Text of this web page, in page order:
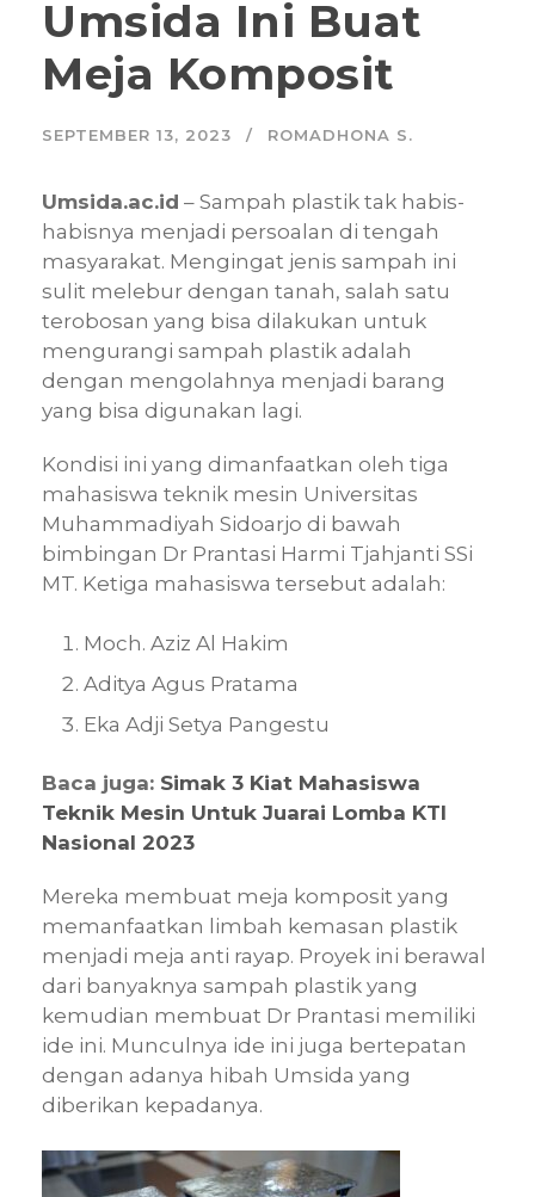
Umsida Ini Buat
Meja Komposit
SEPTEMBER 13, 2023 ROMADHONA S.
Umsida.ac.id – Sampah plastik tak habis-
habisnya menjadi persoalan di tengah
masyarakat. Mengingat jenis sampah ini
sulit melebur dengan tanah, salah satu
terobosan yang bisa dilakukan untuk
mengurangi sampah plastik adalah
dengan mengolahnya menjadi barang
yang bisa digunakan lagi.
Kondisi ini yang dimanfaatkan oleh tiga
mahasiswa teknik mesin Universitas
Muhammadiyah Sidoarjo di bawah
bimbingan Dr Prantasi Harmi Tjahjanti SSi
MT. Ketiga mahasiswa tersebut adalah:
Moch. Aziz Al Hakim
Aditya Agus Pratama
Eka Adji Setya Pangestu
Baca juga: Simak 3 Kiat Mahasiswa
Teknik Mesin Untuk Juarai Lomba KTI
Nasional 2023
Mereka membuat meja komposit yang
memanfaatkan limbah kemasan plastik
menjadi meja anti rayap. Proyek ini berawal
dari banyaknya sampah plastik yang
kemudian membuat Dr Prantasi memiliki
ide ini. Munculnya ide ini juga bertepatan
dengan adanya hibah Umsida yang
diberikan kepadanya.